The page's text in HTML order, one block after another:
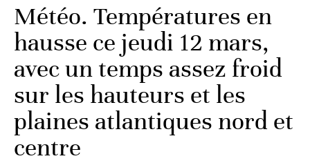
Météo. Températures en
hausse ce jeudi 12 mars,
avec un temps assez froid
sur les hauteurs et les
plaines atlantiques nord et
centre